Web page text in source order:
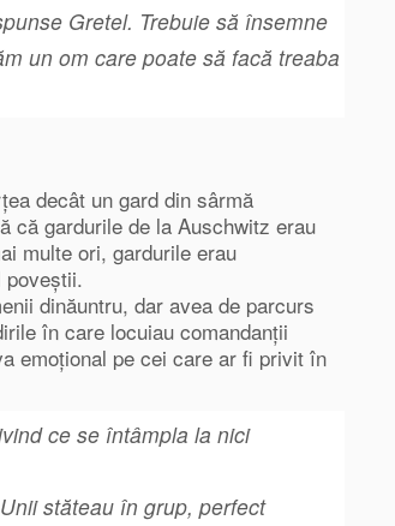
Gretel. Trebuie să însemne
un om care poate să facă treaba
decât un gard din sârmă
că gardurile de la Auschwitz erau
multe ori, gardurile erau
poveștii.
dinăuntru, dar avea de parcurs
în care locuiau comandanții
emoțional pe cei care ar fi privit în
ce se întâmpla la nici
stăteau în grup, perfect